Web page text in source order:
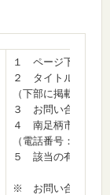
１ ページ下部の「
２ タイトルに「農
（下部に掲載の「
３ お問い合わせフ
４ 南足柄市産業振
（電話番号：0465-
５ 該当の有無を確
※ お問い合わせの